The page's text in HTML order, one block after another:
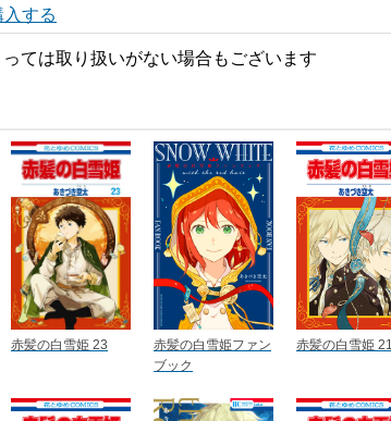
入する
ては取り扱いがない場合もございます
赤髪の白雪姫 23
赤髪の白雪姫ファン
ブック
赤髪の白雪姫 21